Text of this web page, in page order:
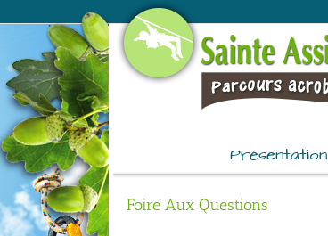
au
Présentation
Foire Aux Questions